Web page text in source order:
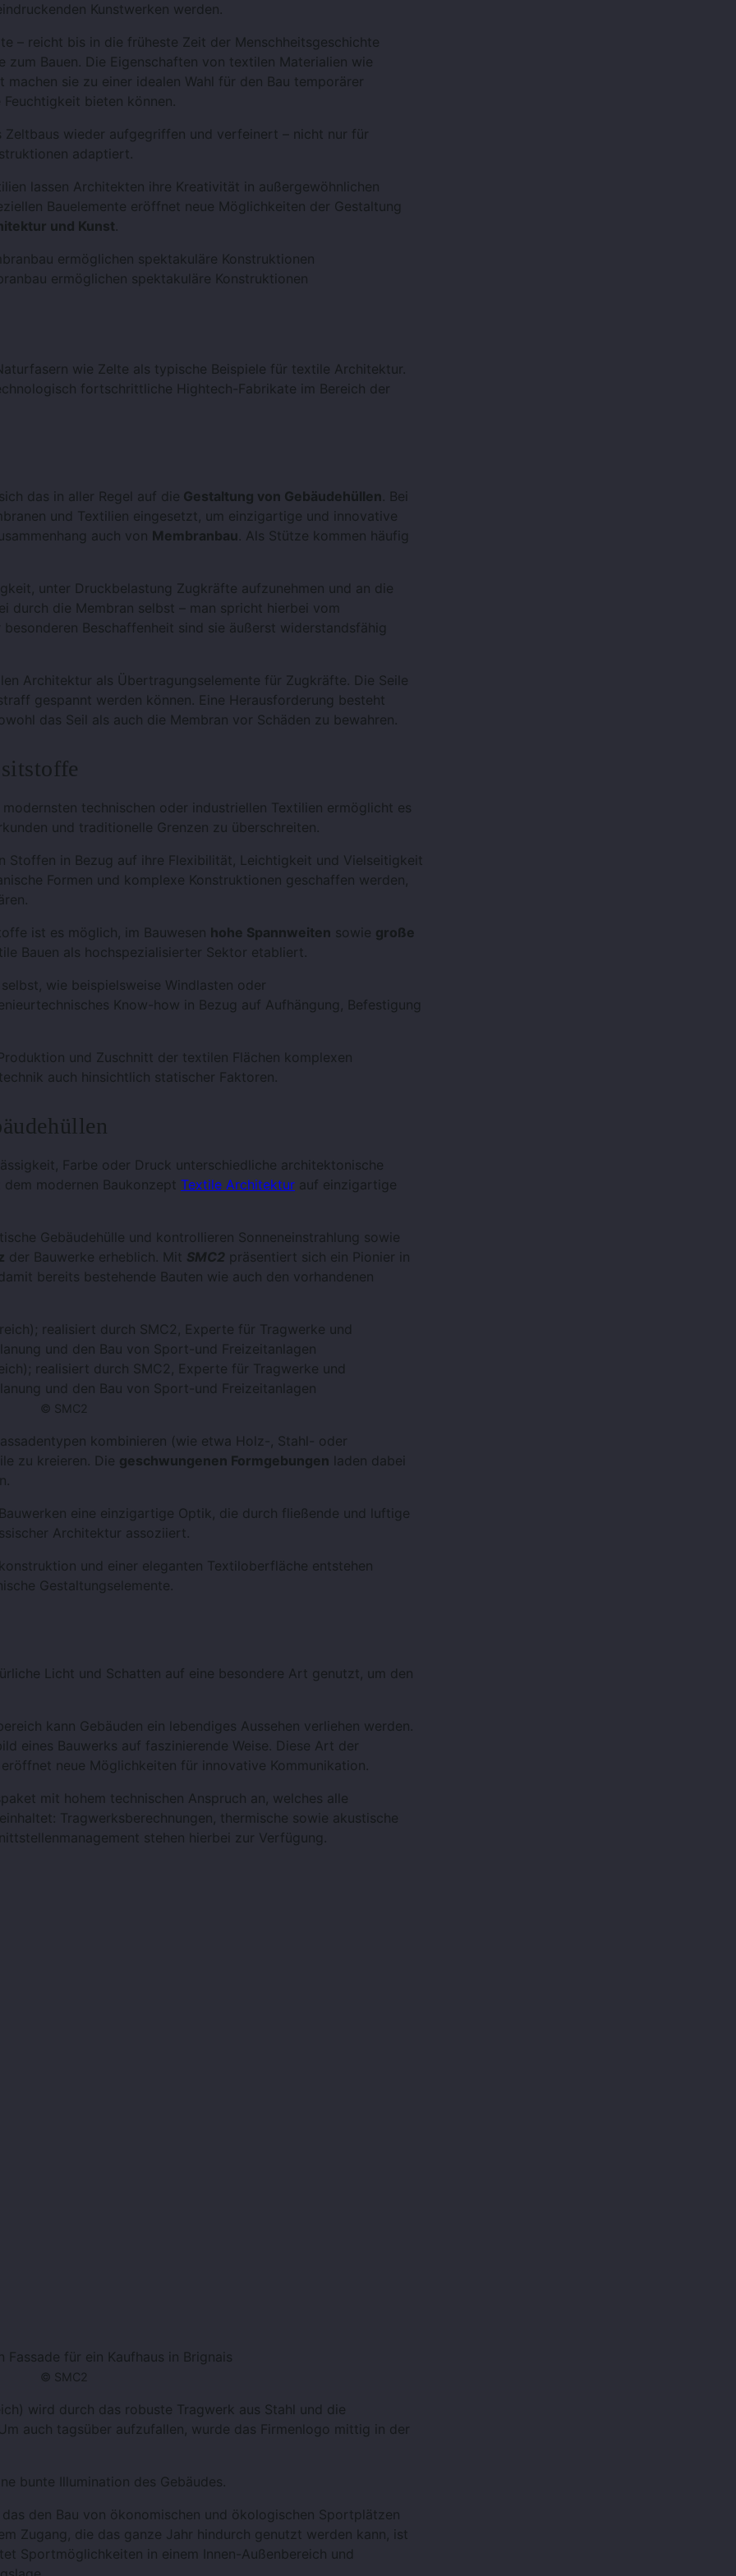
Kunstwerken werden.
– reicht bis in die früheste Zeit der Menschheitsgeschichte
Bauen. Die Eigenschaften von textilen Materialien wie
sie zu einer idealen Wahl für den Bau temporärer
bieten können.
Zeltbaus wieder aufgegriffen und verfeinert – nicht nur für
adaptiert.
lassen Architekten ihre Kreativität in außergewöhnlichen
Bauelemente eröffnet neue Möglichkeiten der Gestaltung
und Kunst.
ermöglichen spektakuläre Konstruktionen
wie Zelte als typische Beispiele für textile Architektur.
fortschrittliche Hightech-Fabrikate im Bereich der
das in aller Regel auf die Gestaltung von Gebäudehüllen. Bei
und Textilien eingesetzt, um einzigartige und innovative
auch von Membranbau. Als Stütze kommen häufig
unter Druckbelastung Zugkräfte aufzunehmen und an die
die Membran selbst – man spricht hierbei vom
besonderen Beschaffenheit sind sie äußerst widerstandsfähig
Architektur als Übertragungselemente für Zugkräfte. Die Seile
gespannt werden können. Eine Herausforderung besteht
das Seil als auch die Membran vor Schäden zu bewahren.
modernsten technischen oder industriellen Textilien ermöglicht es
und traditionelle Grenzen zu überschreiten.
in Bezug auf ihre Flexibilität, Leichtigkeit und Vielseitigkeit
Formen und komplexe Konstruktionen geschaffen werden,
ist es möglich, im Bauwesen hohe Spannweiten sowie große
Bauen als hochspezialisierter Sektor etabliert.
wie beispielsweise Windlasten oder
Know-how in Bezug auf Aufhängung, Befestigung
und Zuschnitt der textilen Flächen komplexen
auch hinsichtlich statischer Faktoren.
Farbe oder Druck unterschiedliche architektonische
modernen Baukonzept Textile Architektur auf einzigartige
Gebäudehülle und kontrollieren Sonneneinstrahlung sowie
der Bauwerke erheblich. Mit SMC2 präsentiert sich ein Pionier in
bereits bestehende Bauten wie auch den vorhandenen
realisiert durch SMC2, Experte für Tragwerke und
und den Bau von Sport-und Freizeitanlagen
© SMC2
kombinieren (wie etwa Holz-, Stahl- oder
zu kreieren. Die geschwungenen Formgebungen laden dabei
eine einzigartige Optik, die durch fließende und luftige
Architektur assoziiert.
und einer eleganten Textiloberfläche entstehen
Gestaltungselemente.
Licht und Schatten auf eine besondere Art genutzt, um den
kann Gebäuden ein lebendiges Aussehen verliehen werden.
eines Bauwerks auf faszinierende Weise. Diese Art der
neue Möglichkeiten für innovative Kommunikation.
mit hohem technischen Anspruch an, welches alle
Tragwerksberechnungen, thermische sowie akustische
stehen hierbei zur Verfügung.
Fassade für ein Kaufhaus in Brignais
© SMC2
wird durch das robuste Tragwerk aus Stahl und die
auch tagsüber aufzufallen, wurde das Firmenlogo mittig in der
bunte Illumination des Gebäudes.
den Bau von ökonomischen und ökologischen Sportplätzen
Zugang, die das ganze Jahr hindurch genutzt werden kann, ist
Sportmöglichkeiten in einem Innen-Außenbereich und